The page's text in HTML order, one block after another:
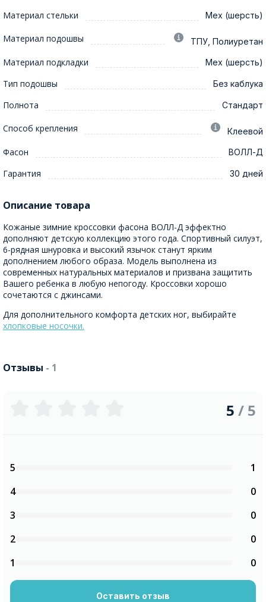
Материал стельки Мех (шерсть)
Материал подошвы ТПУ, Полиуретан
Материал подкладки Мех (шерсть)
Тип подошвы Без каблука
Полнота Стандарт
Способ крепления Клеевой
Фасон ВОЛЛ-Д
Гарантия 30 дней
Описание товара
Кожаные зимние кроссовки фасона ВОЛЛ-Д эффектно
дополняют детскую коллекцию этого года. Спортивный силуэт,
6-рядная шнуровка и высокий язычок станут ярким
дополнением любого образа. Модель выполнена из
современных натуральных материалов и призвана защитить
Вашего ребенка в любую непогоду. Кроссовки хорошо
сочетаются с джинсами.
Для дополнительного комфорта детских ног, выбирайте
хлопковые носочки.
Отзывы - 1
5 / 5
5
1
4
0
3
0
2
0
1
0
Оставить отзыв